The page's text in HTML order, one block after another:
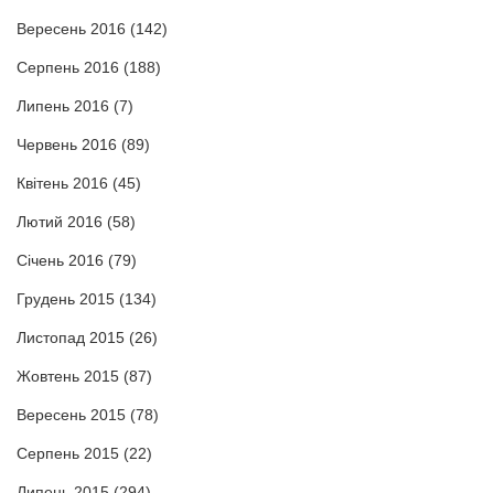
Вересень 2016 (142)
Серпень 2016 (188)
Липень 2016 (7)
Червень 2016 (89)
Квітень 2016 (45)
Лютий 2016 (58)
Січень 2016 (79)
Грудень 2015 (134)
Листопад 2015 (26)
Жовтень 2015 (87)
Вересень 2015 (78)
Серпень 2015 (22)